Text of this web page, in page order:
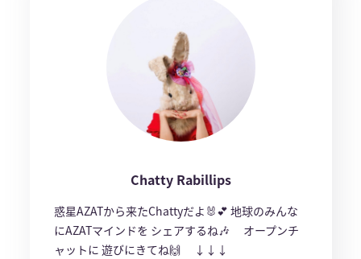
Chatty Rabillips
惑星AZATから来たChattyだよ🐰💕 地球のみんな
にAZATマインドを シェアするね🎶 オープンチ
ャットに 遊びにきてね🙌 ↓↓↓